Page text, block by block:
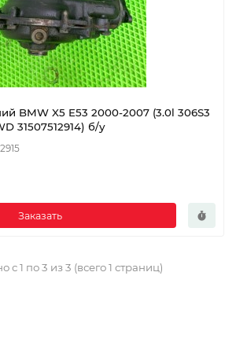
BMW X5 E53 2000-2007 (3.0l 306S3
31507512914) б/у
Заказать
с 1 по 3 из 3 (всего 1 страниц)